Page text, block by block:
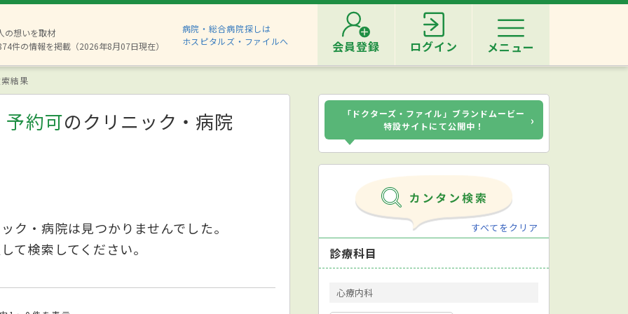
の想いを取材
件の情報を掲載（2026年8月07日現在）
病院・総合病院探しは
ホスピタルズ・ファイルへ
会員登録 ログイン メニュー
結果
約可のクリニック・病院
ク・病院は見つかりませんでした。
て検索してください。
「ドクターズ・ファイル」ブランドムービー
特設サイトにて公開中！
›
すべてをクリア
診療科目
心療内科